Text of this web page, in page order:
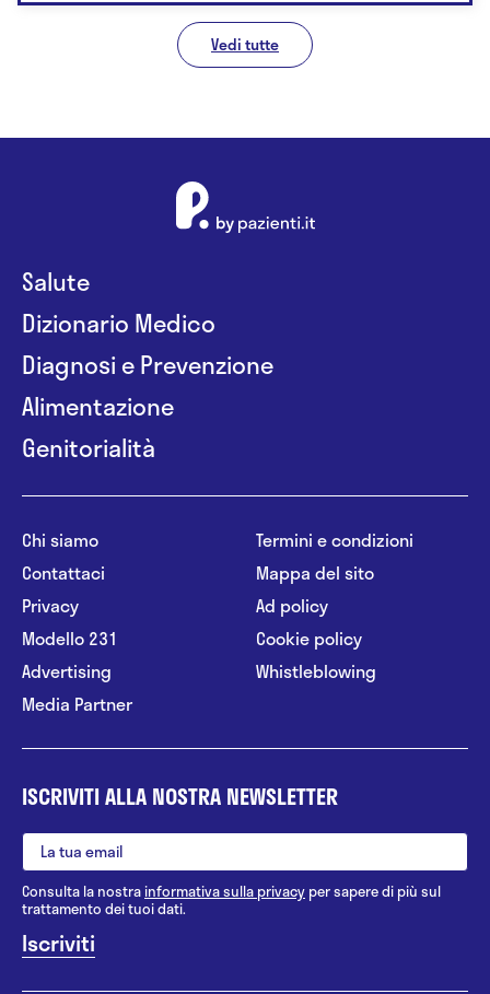
Vedi tutte
Salute
Dizionario Medico
Diagnosi e Prevenzione
Alimentazione
Genitorialità
Chi siamo
Contattaci
Privacy
Modello 231
Advertising
Media Partner
Termini e condizioni
Mappa del sito
Ad policy
Cookie policy
Whistleblowing
ISCRIVITI ALLA NOSTRA NEWSLETTER
Consulta la nostrainformativa sulla privacy per sapere di più sul
trattamento dei tuoi dati.